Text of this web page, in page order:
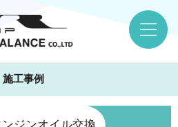
施工事例